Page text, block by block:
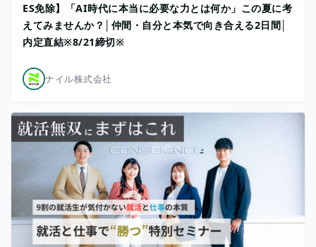
ES免除】「AI時代に本当に必要な力とは何か」この夏に考
えてみませんか？│仲間・自分と本気で向き合える2日間│
内定直結※8/21締切※
ナイル株式会社